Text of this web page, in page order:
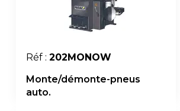
Réf : 202MONOW
Monte/démonte-pneus
auto.